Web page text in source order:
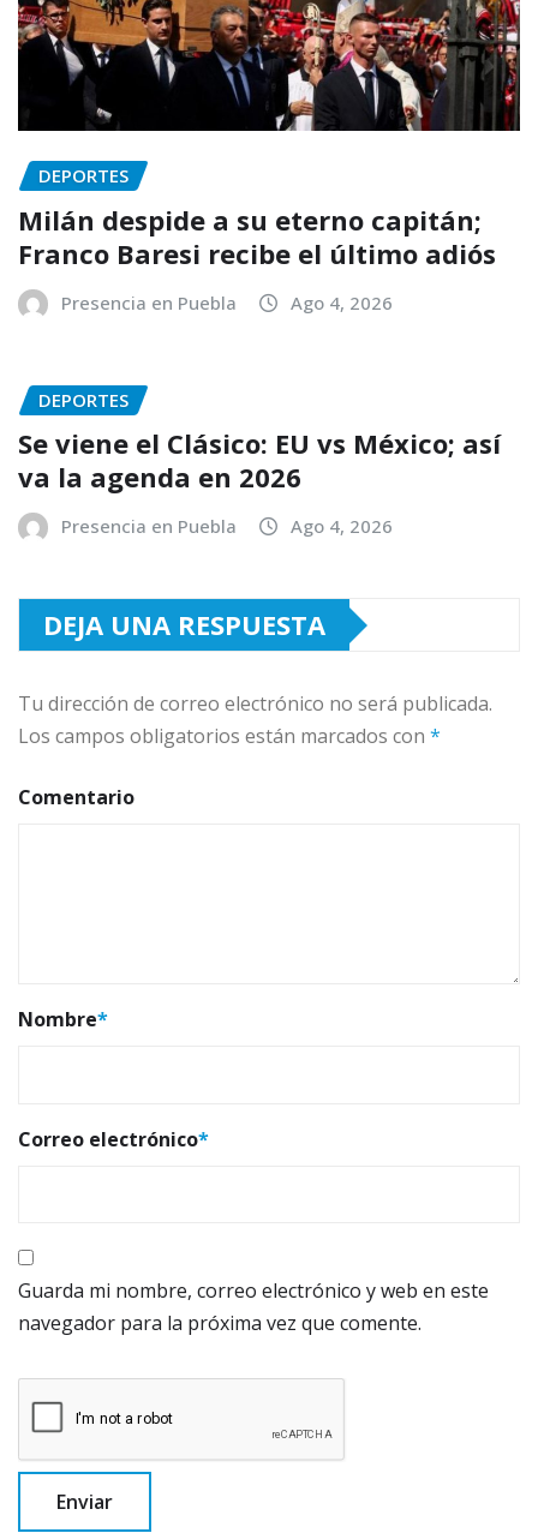
DEPORTES
Milán despide a su eterno capitán;
Franco Baresi recibe el último adiós
Presencia en Puebla Ago 4, 2026
DEPORTES
Se viene el Clásico: EU vs México; así
va la agenda en 2026
Presencia en Puebla Ago 4, 2026
DEJA UNA RESPUESTA
Tu dirección de correo electrónico no será publicada.
Los campos obligatorios están marcados con *
Comentario
Nombre*
Correo electrónico*
Guarda mi nombre, correo electrónico y web en este
navegador para la próxima vez que comente.